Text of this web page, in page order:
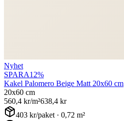
Nyhet
SPARA12%
Kakel Palomero Beige Matt 20x60 cm
20x60 cm
560,4 kr/m²638,4 kr
403 kr/paket · 0,72 m²